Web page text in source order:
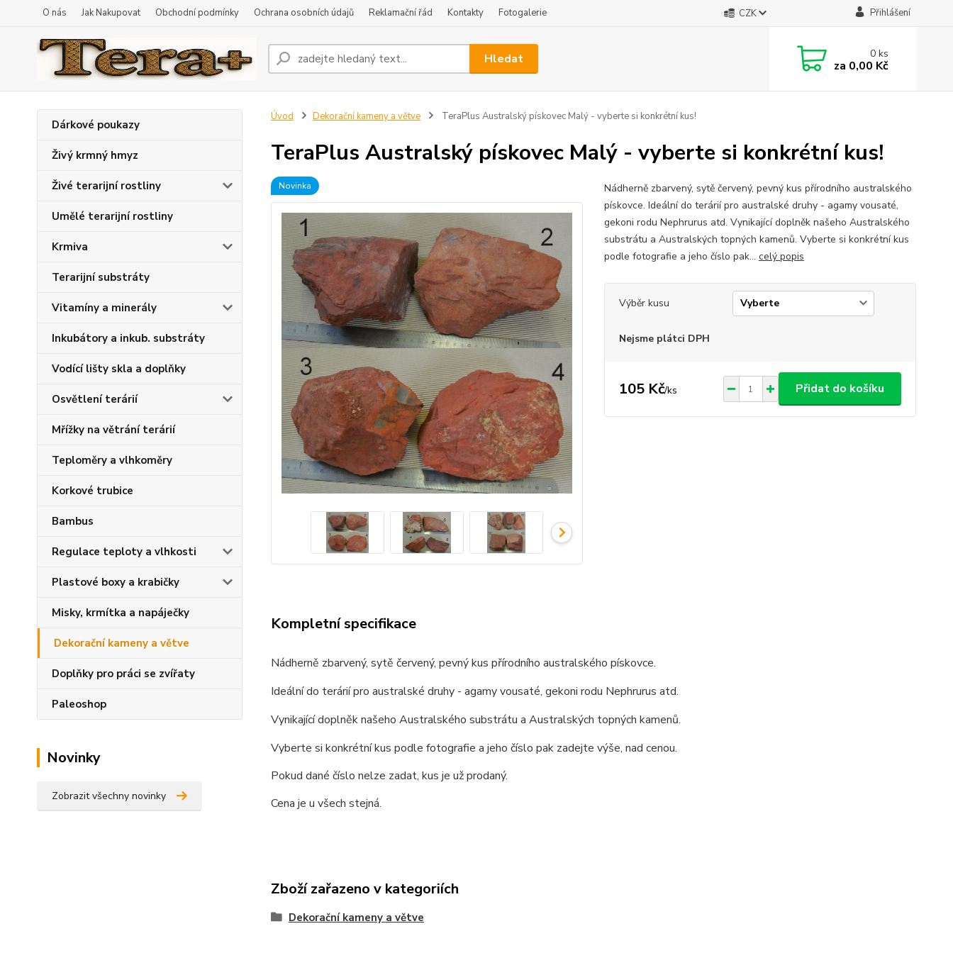
O nás Jak Nakupovat Obchodní podmínky Ochrana osobních údajů Reklamační řád Kontakty Fotogalerie CZK Přihlášení
Hledat 0ks
za 0,00 Kč
Dárkové poukazy
Živý krmný hmyz
Živé terarijní rostliny
Umělé terarijní rostliny
Krmiva
Terarijní substráty
Vitamíny a minerály
Inkubátory a inkub. substráty
Vodící lišty skla a doplňky
Osvětlení terárií
Mřížky na větrání terárií
Teploměry a vlhkoměry
Korkové trubice
Bambus
Regulace teploty a vlhkosti
Plastové boxy a krabičky
Misky, krmítka a napáječky
Dekorační kameny a větve
Doplňky pro práci se zvířaty
Paleoshop
Novinky
Zobrazit všechny novinky
Úvod Dekorační kameny a větve TeraPlus Australský pískovec Malý - vyberte si konkrétní kus!
TeraPlus Australský pískovec Malý - vyberte si konkrétní kus!
Novinka
Nádherně zbarvený, sytě červený, pevný kus přírodního australského
pískovce. Ideální do terárií pro australské druhy - agamy vousaté,
gekoni rodu Nephrurus atd. Vynikající doplněk našeho Australského
substrátu a Australských topných kamenů. Vyberte si konkrétní kus
podle fotografie a jeho číslo pak... celý popis
Výběr kusu
Nejsme plátci DPH
105 Kč/ks Přidat do košíku
Kompletní specifikace
Nádherně zbarvený, sytě červený, pevný kus přírodního australského pískovce.
Ideální do terárií pro australské druhy - agamy vousaté, gekoni rodu Nephrurus atd.
Vynikající doplněk našeho Australského substrátu a Australských topných kamenů.
Vyberte si konkrétní kus podle fotografie a jeho číslo pak zadejte výše, nad cenou.
Pokud dané číslo nelze zadat, kus je už prodaný.
Cena je u všech stejná.
Zboží zařazeno v kategoriích
Dekorační kameny a větve